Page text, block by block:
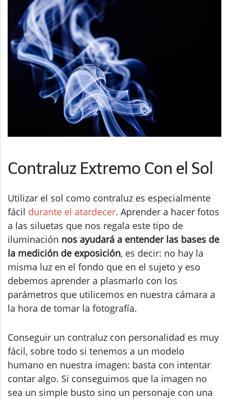
Contraluz Extremo Con el Sol
Utilizar el sol como contraluz es especialmente
fácil durante el atardecer. Aprender a hacer fotos
a las siluetas que nos regala este tipo de
iluminación nos ayudará a entender las bases de
la medición de exposición, es decir: no hay la
misma luz en el fondo que en el sujeto y eso
debemos aprender a plasmarlo con los
parámetros que utilicemos en nuestra cámara a
la hora de tomar la fotografía.
Conseguir un contraluz con personalidad es muy
fácil, sobre todo si tenemos a un modelo
humano en nuestra imagen: basta con intentar
contar algo. Si conseguimos que la imagen no
sea un simple busto sino un personaje con una